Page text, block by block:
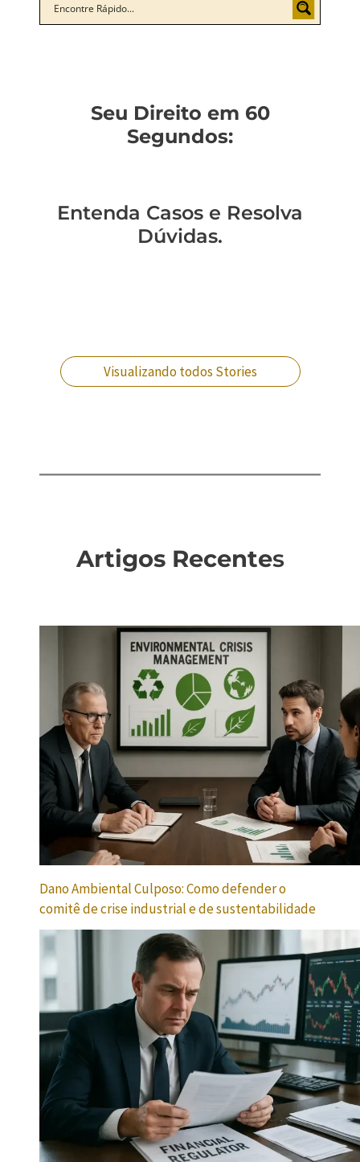
Seu Direito em 60
Segundos:
Entenda Casos e Resolva
Dúvidas.
Visualizando todos Stories
Artigos Recentes
Dano Ambiental Culposo: Como defender o
comitê de crise industrial e de sustentabilidade